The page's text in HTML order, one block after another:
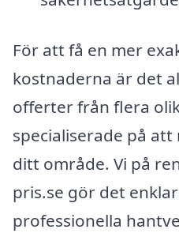
För att få en mer
kostnaderna är det
offerter från flera
specialiserade på
ditt område. Vi på
pris.se gör det
professionella